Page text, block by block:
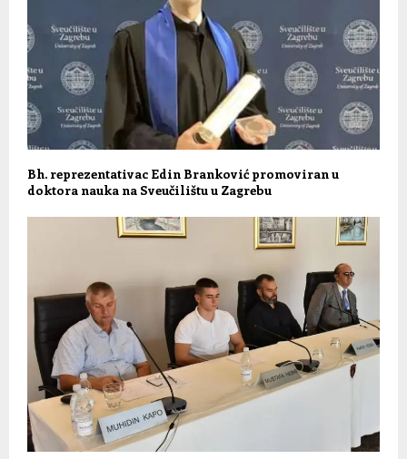
Bh. reprezentativac Edin Branković promoviran u
doktora nauka na Sveučilištu u Zagrebu